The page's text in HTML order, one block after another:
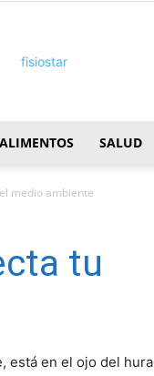
SALUD
medio ambiente
tu
está en el ojo del